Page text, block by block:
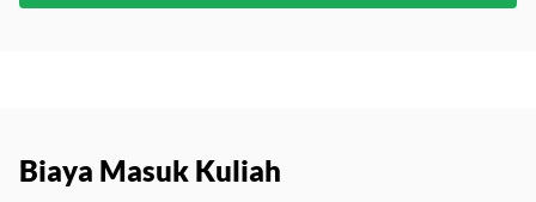
Biaya Masuk Kuliah